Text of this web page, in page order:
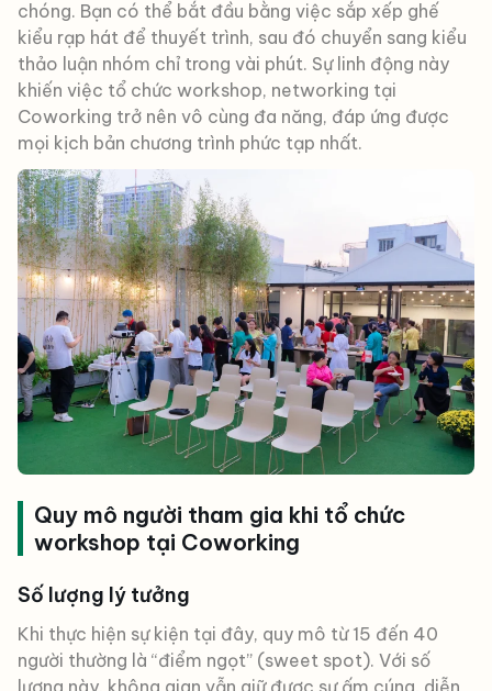
chóng. Bạn có thể bắt đầu bằng việc sắp xếp ghế
kiểu rạp hát để thuyết trình, sau đó chuyển sang kiểu
thảo luận nhóm chỉ trong vài phút. Sự linh động này
khiến việc tổ chức workshop, networking tại
Coworking trở nên vô cùng đa năng, đáp ứng được
mọi kịch bản chương trình phức tạp nhất.
Quy mô người tham gia khi tổ chức
workshop tại Coworking
Số lượng lý tưởng
Khi thực hiện sự kiện tại đây, quy mô từ 15 đến 40
người thường là “điểm ngọt” (sweet spot). Với số
lượng này, không gian vẫn giữ được sự ấm cúng, diễn